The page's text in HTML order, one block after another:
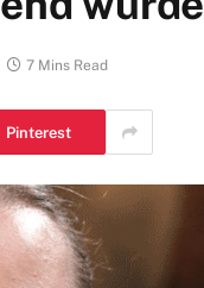
7 Mins Read
Pinterest